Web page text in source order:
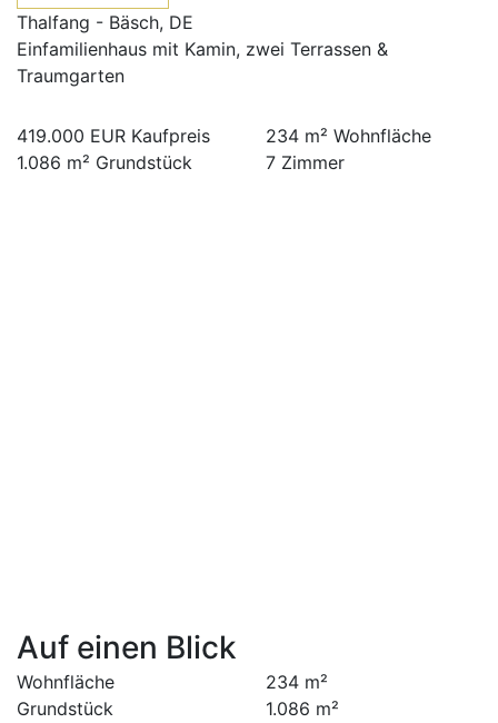
Thalfang - Bäsch, DE
Einfamilienhaus mit Kamin, zwei Terrassen &
Traumgarten
419.000 EUR Kaufpreis 234 m² Wohnfläche
1.086 m² Grundstück 7 Zimmer
Auf einen Blick
Wohnfläche
234 m²
Grundstück
1.086 m²